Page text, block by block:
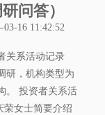
问答）
16 11:42:52
关系活动记录
研，机构类型为
。 投资者关系活
荣女士简要介绍